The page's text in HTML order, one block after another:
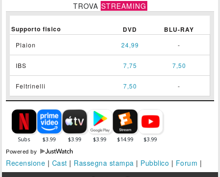
TROVA STREAMING
Supporto fisico DVD BLU-RAY
Plaion 24,99 -
IBS 7,75 7,50
Feltrinelli 7,50 -
Powered by
Recensione | Cast | Rassegna stampa | Pubblico | Forum |